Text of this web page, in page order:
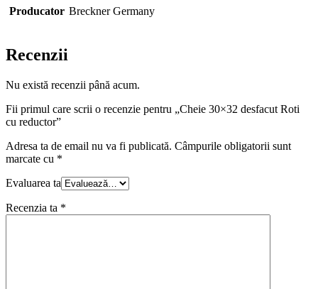
Producator Breckner Germany
Recenzii
Nu există recenzii până acum.
Fii primul care scrii o recenzie pentru „Cheie 30×32 desfacut Roti
cu reductor”
Adresa ta de email nu va fi publicată. Câmpurile obligatorii sunt
marcate cu *
Evaluarea ta
Recenzia ta *